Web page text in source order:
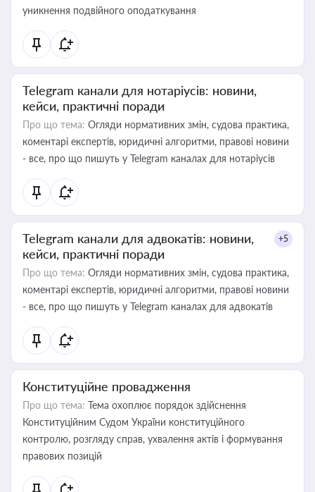
уникнення подвійного оподаткування
Telegram канали для нотаріусів: новини,
кейси, практичні поради
Про що тема: Огляди нормативних змін, судова практика,
коментарі експертів, юридичні алгоритми, правові новини
- все, про що пишуть у Telegram каналах для нотаріусів
Telegram канали для адвокатів: новини,
кейси, практичні поради
+5
Про що тема: Огляди нормативних змін, судова практика,
коментарі експертів, юридичні алгоритми, правові новини
- все, про що пишуть у Telegram каналах для адвокатів
Конституційне провадження
Про що тема: Тема охоплює порядок здійснення
Конституційним Судом України конституційного
контролю, розгляду справ, ухвалення актів і формування
правових позицій